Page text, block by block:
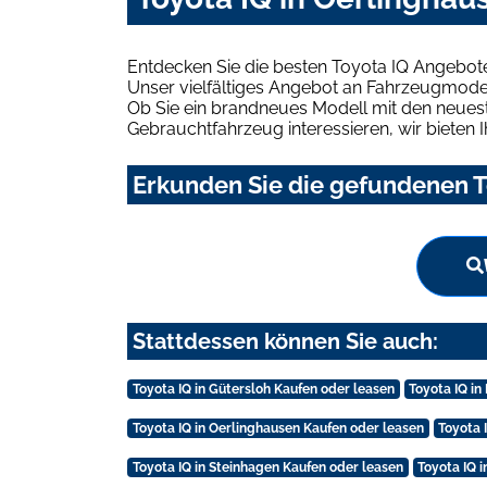
Entdecken Sie die besten Toyota IQ
Unser vielfältiges Angebot an
Ob Sie ein brandneues Modell mit den
Gebrauchtfahrzeug interessieren, wir bieten
Erkunden Sie die gefundenen
Stattdessen können Sie auch:
Toyota IQ in Gütersloh Kaufen oder leasen Toyota IQ
Toyota IQ in Oerlinghausen Kaufen oder leasen Toyota
Toyota IQ in Steinhagen Kaufen oder leasen Toyota IQ